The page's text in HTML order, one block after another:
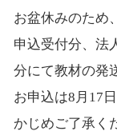
お盆休みのため
申込受付分、法
分にて教材の発
お申込は8月17
かじめご了承く